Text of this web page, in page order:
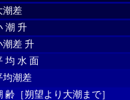
潮差
潮 升
潮差 升
均 水 面
均潮差
齢［朔望より大潮まで］